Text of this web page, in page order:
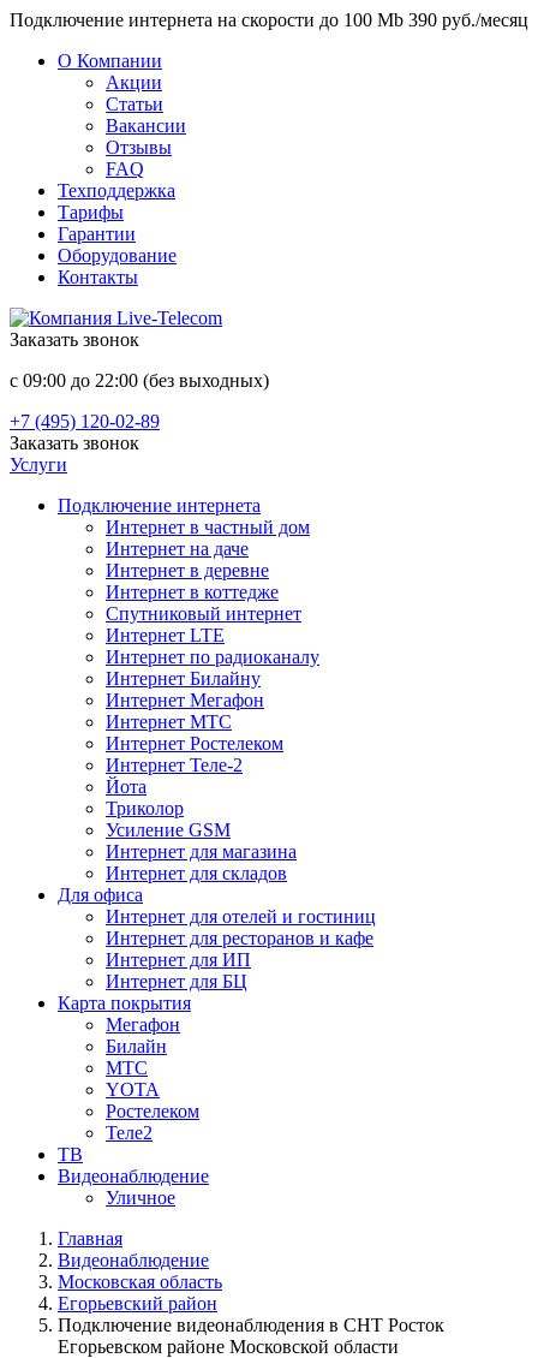
Подключение интернета на скорости до 100 Mb 390 руб./месяц
О Компании
Акции
Статьи
Вакансии
Отзывы
FAQ
Техподдержка
Тарифы
Гарантии
Оборудование
Контакты
Заказать звонок
с 09:00 до 22:00 (без выходных)
+7 (495) 120-02-89
Заказать звонок
Услуги
Подключение интернета
Интернет в частный дом
Интернет на даче
Интернет в деревне
Интернет в коттедже
Спутниковый интернет
Интернет LTE
Интернет по радиоканалу
Интернет Билайну
Интернет Мегафон
Интернет МТС
Интернет Ростелеком
Интернет Теле-2
Йота
Триколор
Усиление GSM
Интернет для магазина
Интернет для складов
Для офиса
Интернет для отелей и гостиниц
Интернет для ресторанов и кафе
Интернет для ИП
Интернет для БЦ
Карта покрытия
Мегафон
Билайн
МТС
YOTA
Ростелеком
Теле2
ТВ
Видеонаблюдение
Уличное
Главная
Видеонаблюдение
Московская область
Егорьевский район
Подключение видеонаблюдения в СНТ Росток
Егорьевском районе Московской области